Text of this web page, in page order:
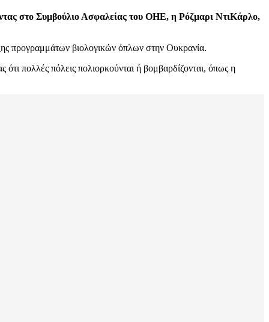
στο Συμβούλιο Ασφαλείας του ΟΗΕ, η Ρόζμαρι ΝτιΚάρλο,
προγραμμάτων βιολογικών όπλων στην Ουκρανία.
πολλές πόλεις πολιορκούνται ή βομβαρδίζονται, όπως η